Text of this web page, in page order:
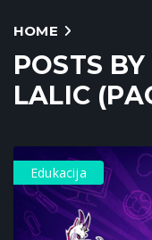
HOME
POSTS
LALIC
Edukacija